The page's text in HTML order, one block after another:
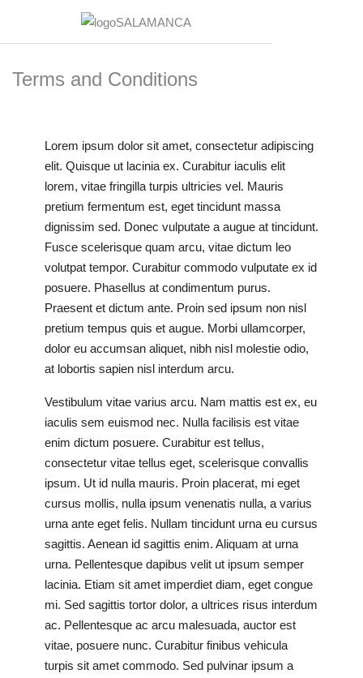
Terms and Conditions
Lorem ipsum dolor sit amet, consectetur adipiscing
elit. Quisque ut lacinia ex. Curabitur iaculis elit
lorem, vitae fringilla turpis ultricies vel. Mauris
pretium fermentum est, eget tincidunt massa
dignissim sed. Donec vulputate a augue at tincidunt.
Fusce scelerisque quam arcu, vitae dictum leo
volutpat tempor. Curabitur commodo vulputate ex id
posuere. Phasellus at condimentum purus.
Praesent et dictum ante. Proin sed ipsum non nisl
pretium tempus quis et augue. Morbi ullamcorper,
dolor eu accumsan aliquet, nibh nisl molestie odio,
at lobortis sapien nisl interdum arcu.
Vestibulum vitae varius arcu. Nam mattis est ex, eu
iaculis sem euismod nec. Nulla facilisis est vitae
enim dictum posuere. Curabitur est tellus,
consectetur vitae tellus eget, scelerisque convallis
ipsum. Ut id nulla mauris. Proin placerat, mi eget
cursus mollis, nulla ipsum venenatis nulla, a varius
urna ante eget felis. Nullam tincidunt urna eu cursus
sagittis. Aenean id sagittis enim. Aliquam at urna
urna. Pellentesque dapibus velit ut ipsum semper
lacinia. Etiam sit amet imperdiet diam, eget congue
mi. Sed sagittis tortor dolor, a ultrices risus interdum
ac. Pellentesque ac arcu malesuada, auctor est
vitae, posuere nunc. Curabitur finibus vehicula
turpis sit amet commodo. Sed pulvinar ipsum a